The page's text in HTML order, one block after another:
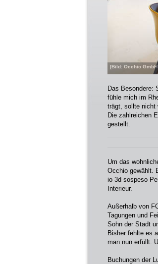
Das Besondere:
fühle mich im
trägt, sollte nicht
Die zahlreichen
gestellt.
Um das
Occhio gewählt.
io 3d sospeso
Interieur.
Außerhalb von
Tagungen und
Sohn der Stadt
Bisher fehlte es
man nun erfüllt.
Buchungen der